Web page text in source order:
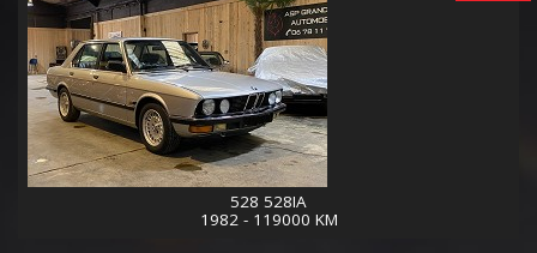
528 528IA
1982 - 119000 KM